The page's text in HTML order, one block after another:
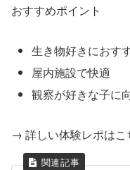
おすすめポイント
生き物好きにおす
屋内施設で快適
観察が好きな子に
→ 詳しい体験レポはこ